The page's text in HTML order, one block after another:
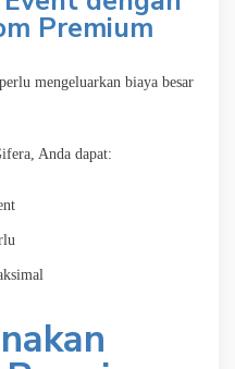
Premium
mengeluarkan biaya besar
Anda dapat: